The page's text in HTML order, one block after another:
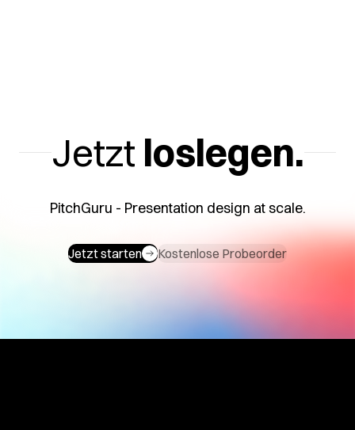
Jetzt loslegen.
PitchGuru - Presentation design at scale.
Jetzt starten Kostenlose Probeorder